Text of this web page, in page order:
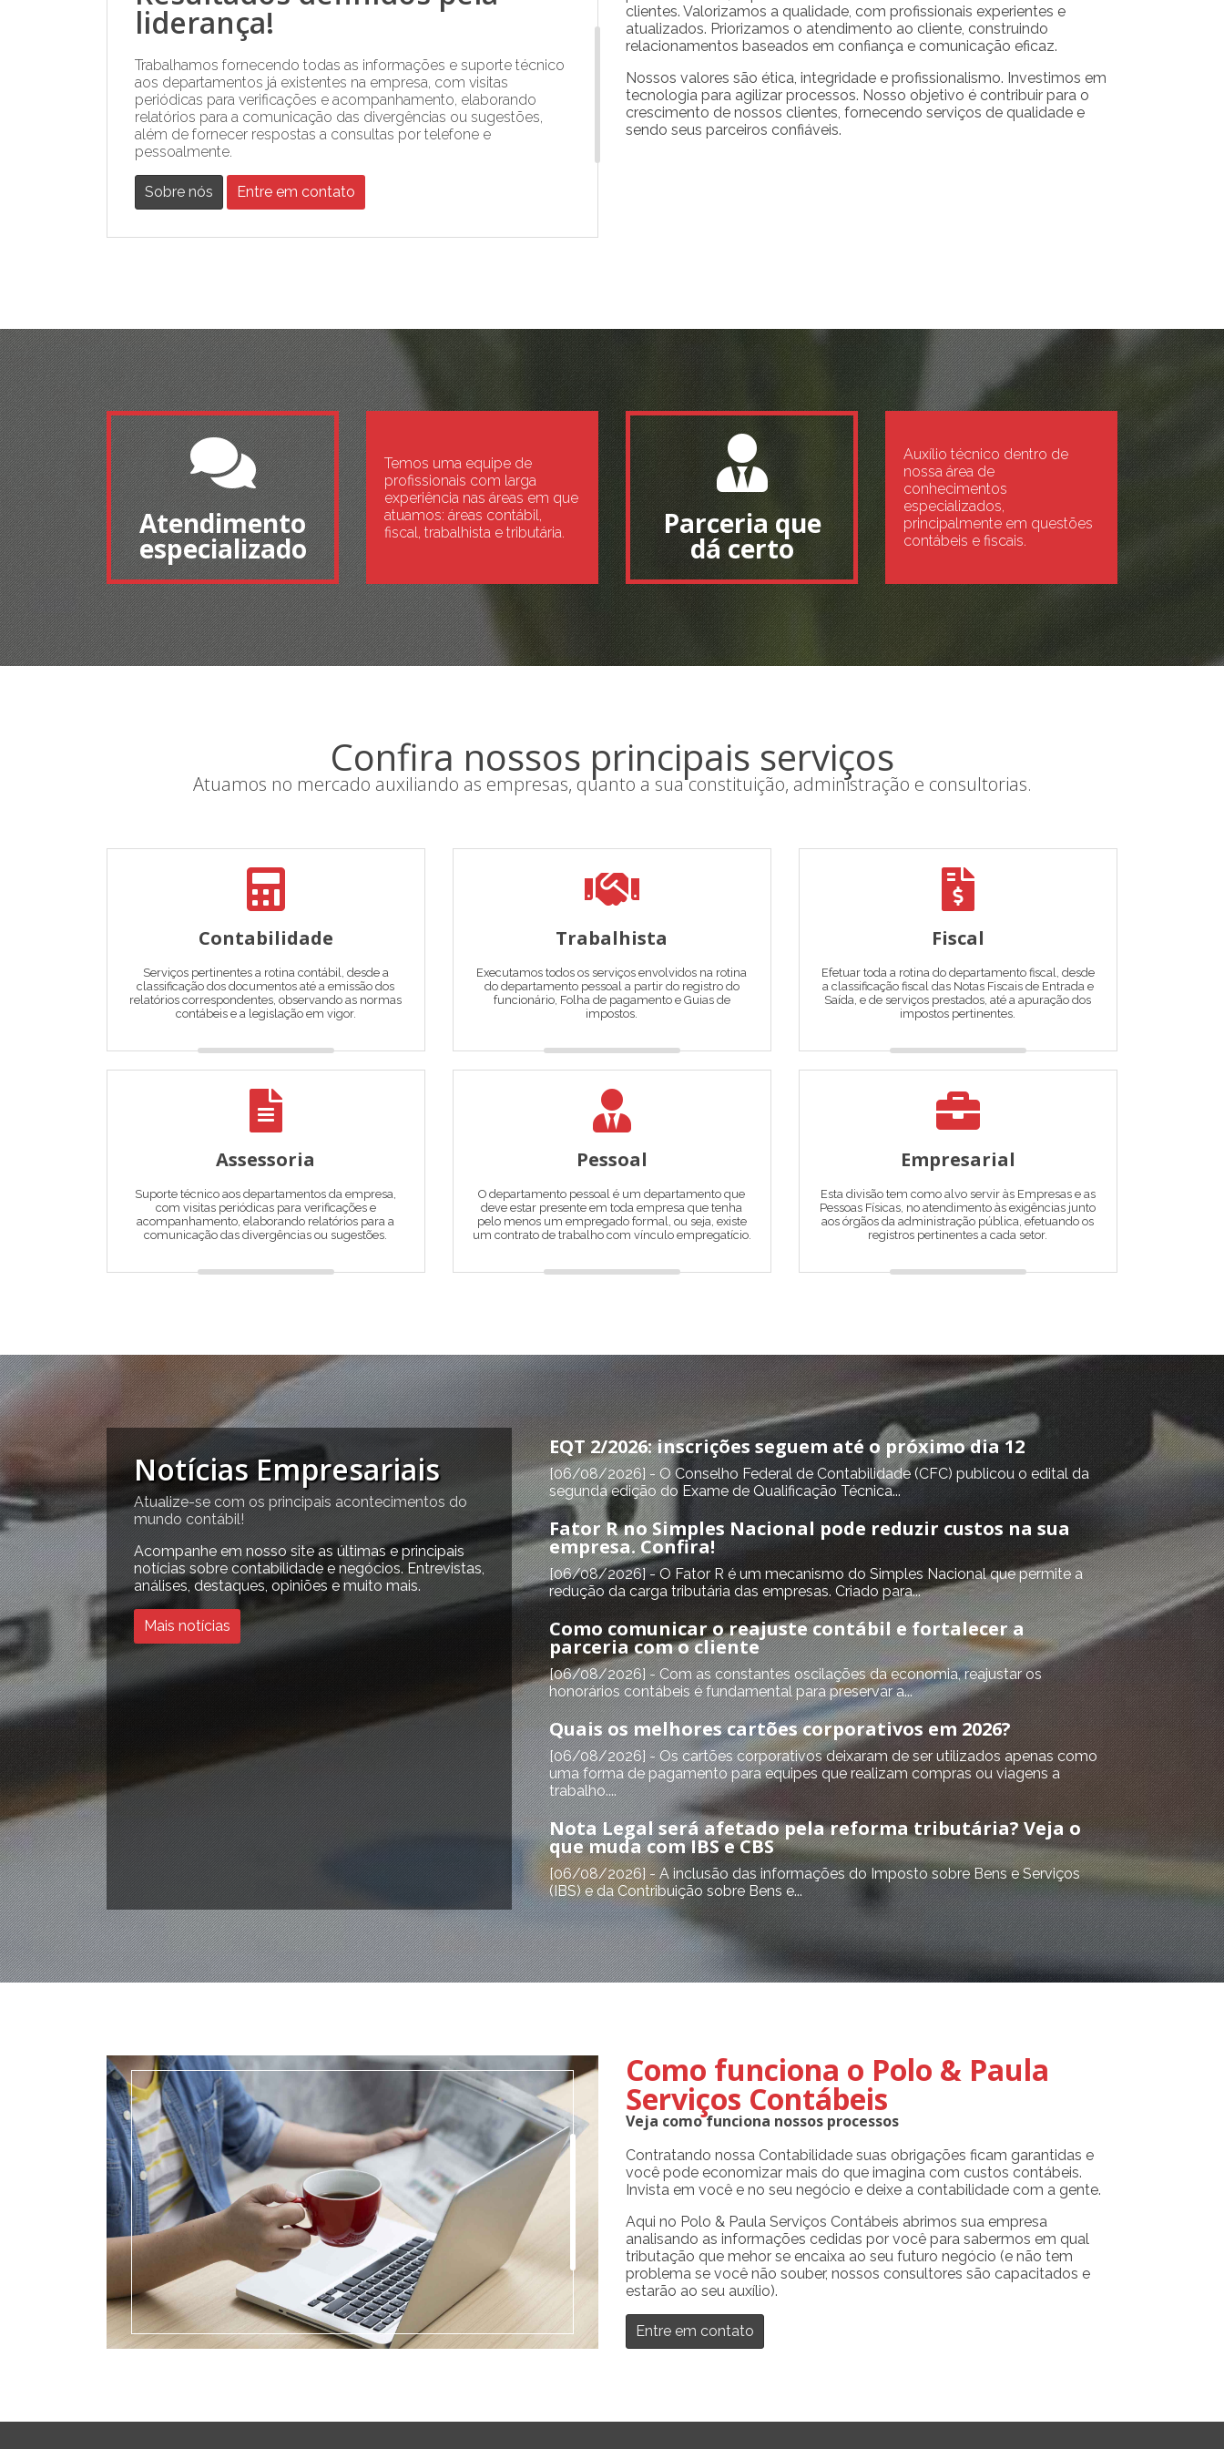
liderança!
Trabalhamos fornecendo todas as informações e suporte técnico
aos departamentos já existentes na empresa, com visitas
periódicas para verificações e acompanhamento, elaborando
relatórios para a comunicação das divergências ou sugestões,
além de fornecer respostas a consultas por telefone e
pessoalmente.
Sobre nós Entre em contato
clientes. Valorizamos a qualidade, com profissionais experientes e
atualizados. Priorizamos o atendimento ao cliente, construindo
relacionamentos baseados em confiança e comunicação eficaz.
Nossos valores são ética, integridade e profissionalismo. Investimos em
tecnologia para agilizar processos. Nosso objetivo é contribuir para o
crescimento de nossos clientes, fornecendo serviços de qualidade e
sendo seus parceiros confiáveis.
Atendimento
especializado
Temos uma equipe de
profissionais com larga
experiência nas áreas em que
atuamos: áreas contábil,
fiscal, trabalhista e tributária.
Parceria que
dá certo
Auxílio técnico dentro de
nossa área de
conhecimentos
especializados,
principalmente em questões
contábeis e fiscais.
Confira nossos principais serviços
Atuamos no mercado auxiliando as empresas, quanto a sua constituição, administração e consultorias.
Contabilidade
Serviços pertinentes a rotina contábil, desde a
classificação dos documentos até a emissão dos
relatórios correspondentes, observando as normas
contábeis e a legislação em vigor.
Trabalhista
Executamos todos os serviços envolvidos na rotina
do departamento pessoal a partir do registro do
funcionário, Folha de pagamento e Guias de
impostos.
Fiscal
Efetuar toda a rotina do departamento fiscal, desde
a classificação fiscal das Notas Fiscais de Entrada e
Saída, e de serviços prestados, até a apuração dos
impostos pertinentes.
Assessoria
Suporte técnico aos departamentos da empresa,
com visitas periódicas para verificações e
acompanhamento, elaborando relatórios para a
comunicação das divergências ou sugestões.
Pessoal
O departamento pessoal é um departamento que
deve estar presente em toda empresa que tenha
pelo menos um empregado formal, ou seja, existe
um contrato de trabalho com vínculo empregatício.
Empresarial
Esta divisão tem como alvo servir às Empresas e as
Pessoas Físicas, no atendimento às exigências junto
aos órgãos da administração pública, efetuando os
registros pertinentes a cada setor.
Notícias Empresariais
Atualize-se com os principais acontecimentos do
mundo contábil!
Acompanhe em nosso site as últimas e principais
notícias sobre contabilidade e negócios. Entrevistas,
análises, destaques, opiniões e muito mais.
Mais notícias
EQT 2/2026: inscrições seguem até o próximo dia 12
[06/08/2026] - O Conselho Federal de Contabilidade (CFC) publicou o edital da
segunda edição do Exame de Qualificação Técnica...
Fator R no Simples Nacional pode reduzir custos na sua
empresa. Confira!
[06/08/2026] - O Fator R é um mecanismo do Simples Nacional que permite a
redução da carga tributária das empresas. Criado para...
Como comunicar o reajuste contábil e fortalecer a
parceria com o cliente
[06/08/2026] - Com as constantes oscilações da economia, reajustar os
honorários contábeis é fundamental para preservar a...
Quais os melhores cartões corporativos em 2026?
[06/08/2026] - Os cartões corporativos deixaram de ser utilizados apenas como
uma forma de pagamento para equipes que realizam compras ou viagens a
trabalho....
Nota Legal será afetado pela reforma tributária? Veja o
que muda com IBS e CBS
[06/08/2026] - A inclusão das informações do Imposto sobre Bens e Serviços
(IBS) e da Contribuição sobre Bens e...
Como funciona o Polo & Paula
Serviços Contábeis
Veja como funciona nossos processos
Contratando nossa Contabilidade suas obrigações ficam garantidas e
você pode economizar mais do que imagina com custos contábeis.
Invista em você e no seu negócio e deixe a contabilidade com a gente.
Aqui no Polo & Paula Serviços Contábeis abrimos sua empresa
analisando as informações cedidas por você para sabermos em qual
tributação que mehor se encaixa ao seu futuro negócio (e não tem
problema se você não souber, nossos consultores são capacitados e
estarão ao seu auxílio).
Entre em contato